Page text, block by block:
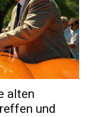
alten
und